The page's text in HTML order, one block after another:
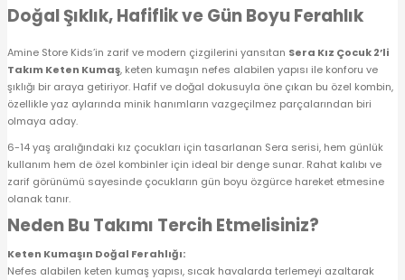
Doğal Şıklık, Hafiflik ve Gün Boyu Ferahlık
Amine Store Kids’in zarif ve modern çizgilerini yansıtan Sera Kız Çocuk 2’li
Takım Keten Kumaş, keten kumaşın nefes alabilen yapısı ile konforu ve
şıklığı bir araya getiriyor. Hafif ve doğal dokusuyla öne çıkan bu özel kombin,
özellikle yaz aylarında minik hanımların vazgeçilmez parçalarından biri
olmaya aday.
6-14 yaş aralığındaki kız çocukları için tasarlanan Sera serisi, hem günlük
kullanım hem de özel kombinler için ideal bir denge sunar. Rahat kalıbı ve
zarif görünümü sayesinde çocukların gün boyu özgürce hareket etmesine
olanak tanır.
Neden Bu Takımı Tercih Etmelisiniz?
Keten Kumaşın Doğal Ferahlığı:
Nefes alabilen keten kumaş yapısı, sıcak havalarda terlemeyi azaltarak
Alt
ve Taç